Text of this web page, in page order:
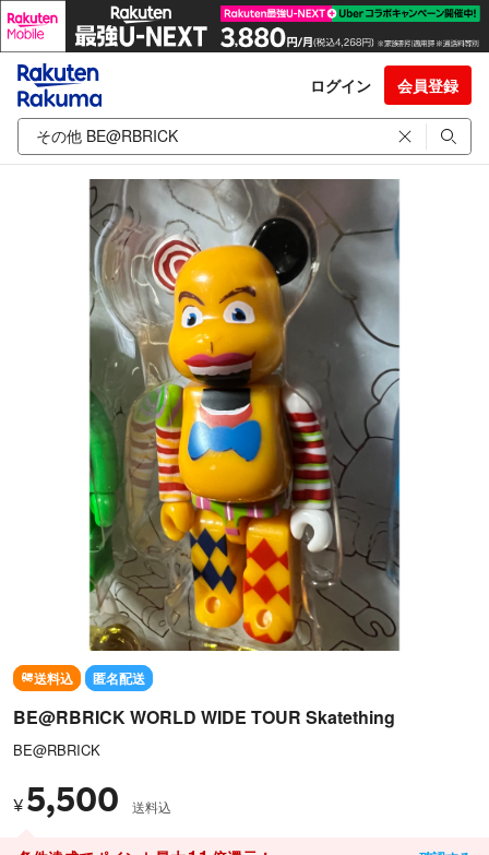
ログイン 会員登録
送料込 匿名配送
BE@RBRICK WORLD WIDE TOUR Skatething
BE@RBRICK
¥ 5,500 送料込